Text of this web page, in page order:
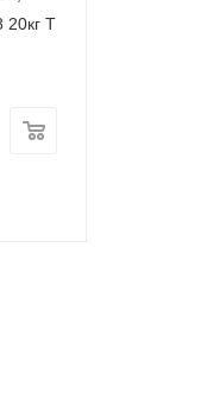
20кг Т